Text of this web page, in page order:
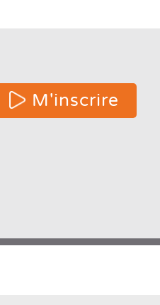
M'inscrire